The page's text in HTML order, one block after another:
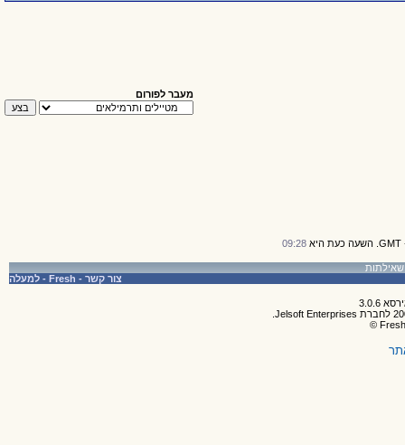
מעבר לפורום
09:28
צור קשר -
Fresh
- למעלה